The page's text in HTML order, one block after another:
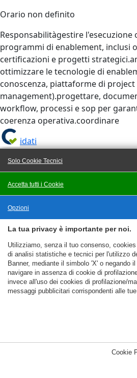
Orario non definito
Responsabilitàgestire l'esecuzione
programmi di enablement, inclusi
certificazioni e progetti
ottimizzare le tecnologie di
conoscenza, piattaforme di project
management).progettare,
workflow, processi e sop per
coerenza operativa.coordinare
Candidati
Pubblicato il15/07/2026
Growth data ic
Jobgether - Tutta italia (IT)
Smart Working 100%
Contratto da definire
cross‑functional per identificare
trasformare domande complesse
concrete.condurre ricerche utenti
La tua privacy è importante per noi.
Utilizziamo, senza il tuo consenso,
di analisi statistiche e tecnici per l'utilizzo
Banner, mediante il simbolo 'X' o negando
navigare in assenza di cookie di
invece all'uso dei cookies di profilazione/
messaggi pubblicitari corrispondenti alle
Accetta tutti i Cookie
Solo Cookie Tecnici
Salva
Opzioni
Nascondi Opzioni
Cookie